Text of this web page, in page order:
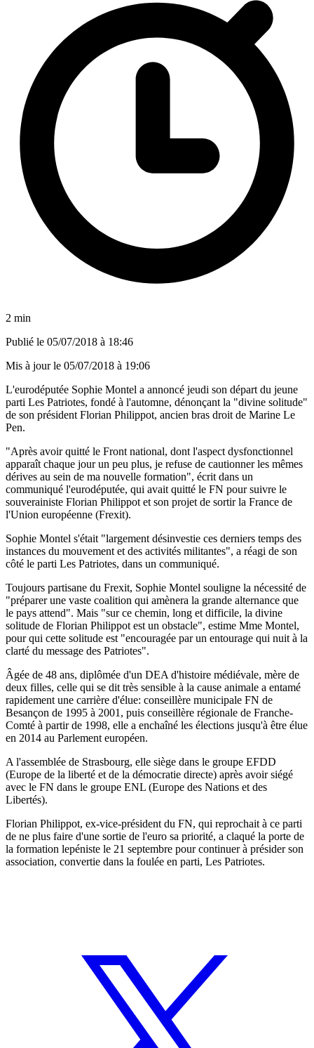
2 min
Publié le 05/07/2018 à 18:46
Mis à jour le 05/07/2018 à 19:06
L'eurodéputée Sophie Montel a annoncé jeudi son départ du jeune
parti Les Patriotes, fondé à l'automne, dénonçant la "divine solitude"
de son président Florian Philippot, ancien bras droit de Marine Le
Pen.
"Après avoir quitté le Front national, dont l'aspect dysfonctionnel
apparaît chaque jour un peu plus, je refuse de cautionner les mêmes
dérives au sein de ma nouvelle formation", écrit dans un
communiqué l'eurodéputée, qui avait quitté le FN pour suivre le
souverainiste Florian Philippot et son projet de sortir la France de
l'Union européenne (Frexit).
Sophie Montel s'était "largement désinvestie ces derniers temps des
instances du mouvement et des activités militantes", a réagi de son
côté le parti Les Patriotes, dans un communiqué.
Toujours partisane du Frexit, Sophie Montel souligne la nécessité de
"préparer une vaste coalition qui amènera la grande alternance que
le pays attend". Mais "sur ce chemin, long et difficile, la divine
solitude de Florian Philippot est un obstacle", estime Mme Montel,
pour qui cette solitude est "encouragée par un entourage qui nuit à la
clarté du message des Patriotes".
Âgée de 48 ans, diplômée d'un DEA d'histoire médiévale, mère de
deux filles, celle qui se dit très sensible à la cause animale a entamé
rapidement une carrière d'élue: conseillère municipale FN de
Besançon de 1995 à 2001, puis conseillère régionale de Franche-
Comté à partir de 1998, elle a enchaîné les élections jusqu'à être élue
en 2014 au Parlement européen.
A l'assemblée de Strasbourg, elle siège dans le groupe EFDD
(Europe de la liberté et de la démocratie directe) après avoir siégé
avec le FN dans le groupe ENL (Europe des Nations et des
Libertés).
Florian Philippot, ex-vice-président du FN, qui reprochait à ce parti
de ne plus faire d'une sortie de l'euro sa priorité, a claqué la porte de
la formation lepéniste le 21 septembre pour continuer à présider son
association, convertie dans la foulée en parti, Les Patriotes.